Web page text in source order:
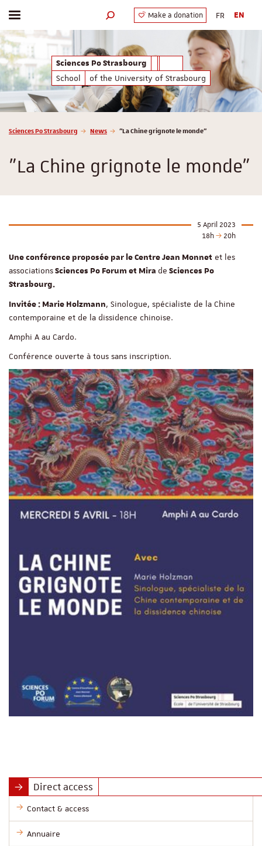
Sciences Po Strasbourg
School
of the University of Strasbourg
Toggle menu Search engine
Make a donation FR EN
Vous êtes ici :
Sciences Po Strasbourg News "La Chine grignote le monde"
"La Chine grignote le monde"
5 April 2023
18h
20h
Une conférence proposée par le Centre Jean Monnet et les
associationsSciences Po Forum et Mira de Sciences Po
Strasbourg.
Invitée : Marie Holzmann, Sinologue, spécialiste de la Chine
contemporaine et de la dissidence chinoise.
Amphi A au Cardo.
Conférence ouverte à tous sans inscription.
Direct access
Contact & access
Annuaire